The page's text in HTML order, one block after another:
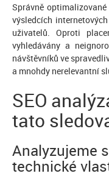
Správně
výsledcích
uživatelů. Oproti
vyhledávány a
návštěvníků ve
a mnohdy nerelevantní
SEO
tato
Analyzujeme
technické